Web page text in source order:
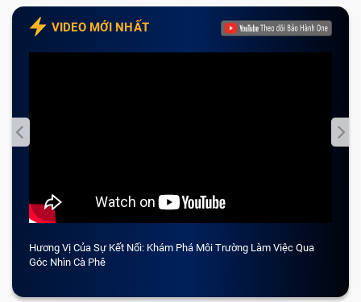
VIDEO MỚI NHẤT
Hương Vị Của Sự Kết Nối: Khám Phá Môi Trường Làm Việc Qua
Góc Nhìn Cà Phê